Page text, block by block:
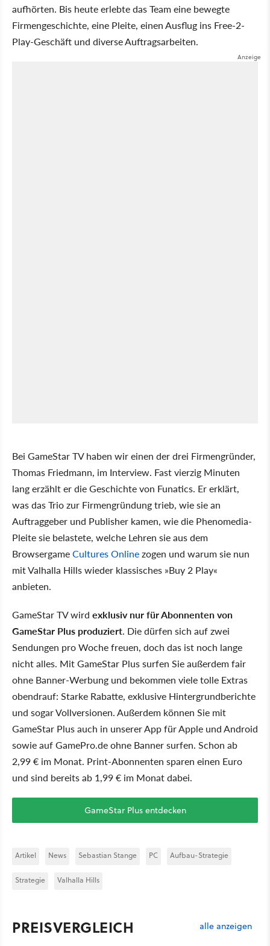
aufhörten. Bis heute erlebte das Team eine bewegte
Firmengeschichte, eine Pleite, einen Ausflug ins Free-2-
Play-Geschäft und diverse Auftragsarbeiten.
Bei GameStar TV haben wir einen der drei Firmengründer,
Thomas Friedmann, im Interview. Fast vierzig Minuten
lang erzählt er die Geschichte von Funatics. Er erklärt,
was das Trio zur Firmengründung trieb, wie sie an
Auftraggeber und Publisher kamen, wie die Phenomedia-
Pleite sie belastete, welche Lehren sie aus dem
BrowsergameCultures Onlinezogen und warum sie nun
mit Valhalla Hills wieder klassisches »Buy 2 Play«
anbieten.
GameStar TV wird exklusiv nur für Abonnenten von
GameStar Plus produziert. Die dürfen sich auf zwei
Sendungen pro Woche freuen, doch das ist noch lange
nicht alles. Mit GameStar Plus surfen Sie außerdem fair
ohne Banner-Werbung und bekommen viele tolle Extras
obendrauf: Starke Rabatte, exklusive Hintergrundberichte
und sogar Vollversionen. Außerdem können Sie mit
GameStar Plus auch in unserer App für Apple und Android
sowie auf GamePro.de ohne Banner surfen. Schon ab
2,99 € im Monat. Print-Abonnenten sparen einen Euro
und sind bereits ab 1,99 € im Monat dabei.
GameStar Plus entdecken
Artikel News Sebastian Stange PC Aufbau-Strategie
Strategie Valhalla Hills
PREISVERGLEICH alle anzeigen